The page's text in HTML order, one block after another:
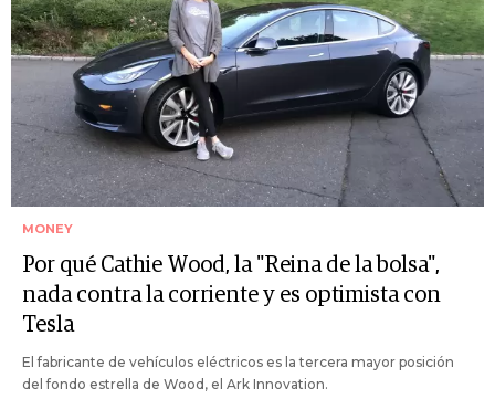
MONEY
Por qué Cathie Wood, la "Reina de la bolsa",
nada contra la corriente y es optimista con
Tesla
El fabricante de vehículos eléctricos es la tercera mayor posición
del fondo estrella de Wood, el Ark Innovation.